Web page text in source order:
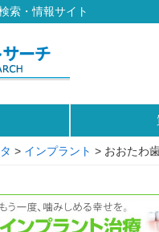
索・情報サイト
> インプラント > おおたわ